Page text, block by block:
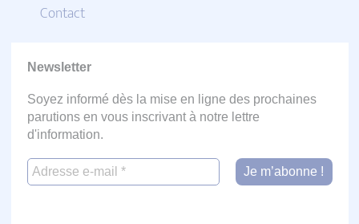
Contact
Newsletter
Soyez informé dès la mise en ligne des prochaines
parutions en vous inscrivant à notre lettre
d'information.